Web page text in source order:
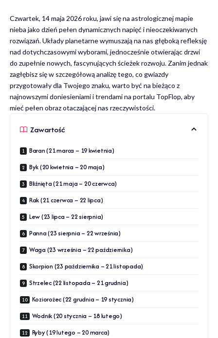
Czwartek, 14 maja 2026 roku, jawi się na astrologicznej mapie
nieba jako dzień pełen dynamicznych napięć i nieoczekiwanych
rozwiązań. Układy planetarne wymuszają na nas głęboką refleksję
nad dotychczasowymi wyborami, jednocześnie otwierając drzwi
do zupełnie nowych, fascynujących ścieżek rozwoju. Zanim jednak
zagłębisz się w szczegółową analizę tego, co gwiazdy
przygotowały dla Twojego znaku, warto być na bieżąco z
najnowszymi doniesieniami i trendami na portalu TopFlop, aby
mieć pełen obraz otaczającej nas rzeczywistości.
Zawartość
Baran (21 marca – 19 kwietnia)
Byk (20 kwietnia – 20 maja)
Bliźnięta (21 maja – 20 czerwca)
Rak (21 czerwca – 22 lipca)
Lew (23 lipca – 22 sierpnia)
Panna (23 sierpnia – 22 września)
Waga (23 września – 22 października)
Skorpion (23 października – 21 listopada)
Strzelec (22 listopada – 21 grudnia)
Koziorożec (22 grudnia – 19 stycznia)
Wodnik (20 stycznia – 18 lutego)
Ryby (19 lutego – 20 marca)